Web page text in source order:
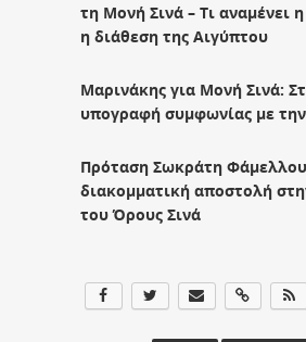
τη Μονή Σινά – Τι αναμένει
η διάθεση της Αιγύπτου
Μαρινάκης για Μονή Σινά:
υπογραφή συμφωνίας με
Πρόταση Σωκράτη
διακομματική αποστολή
του Όρους Σινά